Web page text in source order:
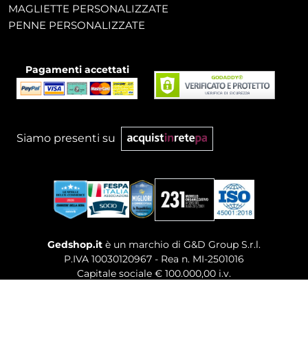
MAGLIETTE PERSONALIZZATE
PENNE PERSONALIZZATE
Pagamenti accettati
Siamo presenti su
Gedshop.it è un marchio di G&D Group S.r.l.
P.IVA 10030120967 - Rea n. MI-2501016
Capitale sociale € 100.000,00 i.v.